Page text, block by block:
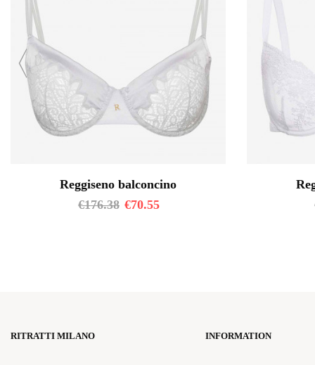
Reggiseno balconcino
€176.38 €70.55
RITRATTI MILANO INFORMATION